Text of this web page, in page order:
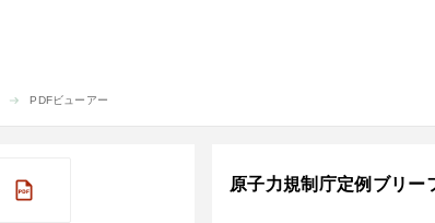
PDFビューアー
原子力規制庁定例ブリー